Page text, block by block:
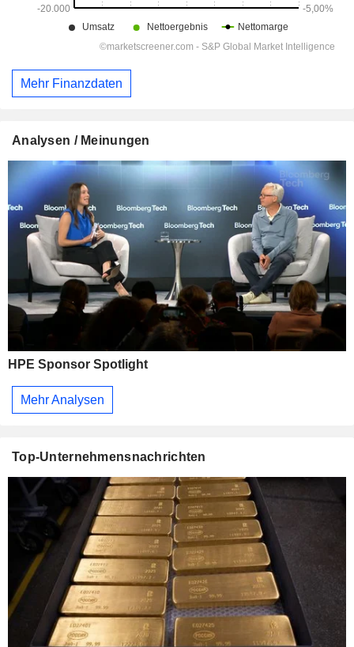
Mehr Finanzdaten
Analysen / Meinungen
HPE Sponsor Spotlight
Mehr Analysen
Top-Unternehmensnachrichten